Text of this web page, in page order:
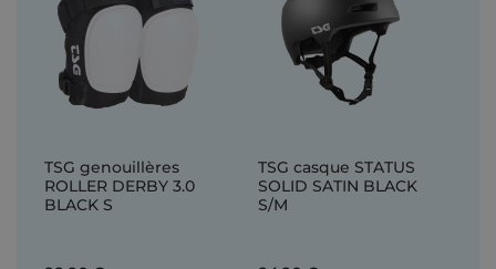
TSG genouillères
ROLLER DERBY 3.0
BLACK S
TSG casque STATUS
SOLID SATIN BLACK
S/M